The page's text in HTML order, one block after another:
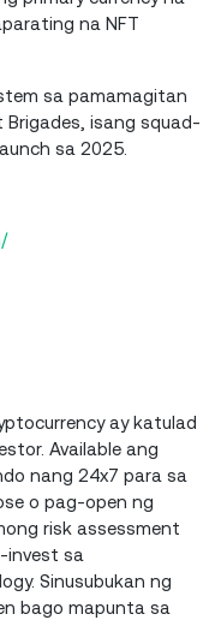
na NFT
sa pamamagitan
isang squad-
sa 2025.
ay katulad
Available ang
nang 24x7 para sa
o pag-open ng
risk assessment
invest sa
Sinusubukan ng
bago mapunta sa